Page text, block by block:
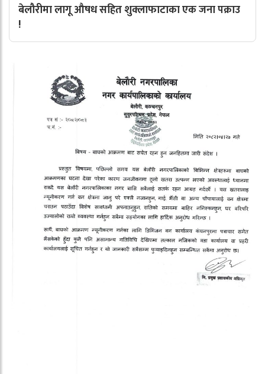
बेलौरीमा लागू औषध सहित शुक्लाफाटाका एक जना पक्राउ
!